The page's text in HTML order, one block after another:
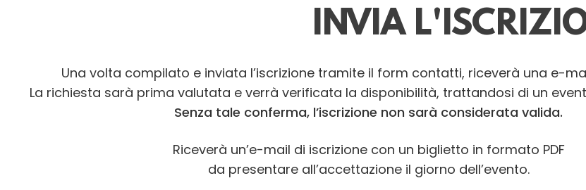
INVIA
Una volta compilato e inviata l’iscrizione tramite il form contatti, riceverà una e-
La richiesta sarà prima valutata e verrà verificata la disponibilità, trattandosi di un
Senza tale conferma, l’iscrizione non sarà considerata valida.
Riceverà un’e-mail di iscrizione con un biglietto in formato PDF
da presentare all’accettazione il giorno dell’evento.